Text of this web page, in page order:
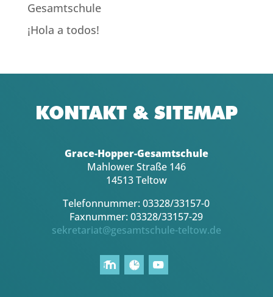
Gesamtschule
¡Hola a todos!
KONTAKT & SITEMAP
Grace-Hopper-Gesamtschule
Mahlower Straße 146
14513 Teltow
Telefonnummer: 03328/33157-0
Faxnummer: 03328/33157-29
sekretariat@gesamtschule-teltow.de